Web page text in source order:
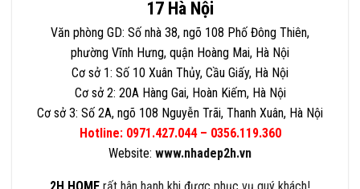
17 Hà Nội
Văn phòng GD: Số nhà 38, ngõ 108 Phố Đông Thiên,
phường Vĩnh Hưng, quận Hoàng Mai, Hà Nội
Cơ sở 1: Số 10 Xuân Thủy, Cầu Giấy, Hà Nội
Cơ sở 2: 20A Hàng Gai, Hoàn Kiếm, Hà Nội
Cơ sở 3: Số 2A, ngõ 108 Nguyễn Trãi, Thanh Xuân, Hà Nội
Hotline: 0971.427.044 – 0356.119.360
Website: www.nhadep2h.vn